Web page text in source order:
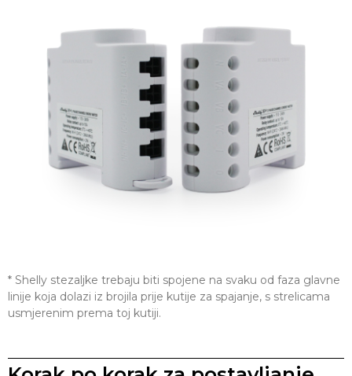
* Shelly stezaljke trebaju biti spojene na svaku od faza glavne
linije koja dolazi iz brojila prije kutije za spajanje, s strelicama
usmjerenim prema toj kutiji.